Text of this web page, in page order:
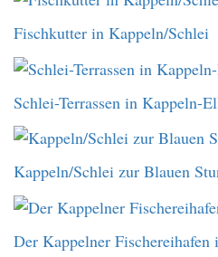
Fischkutter in Kappeln/Schlei
Schlei-Terrassen in Kappeln-
Kappeln/Schlei zur Blauen
Der Kappelner